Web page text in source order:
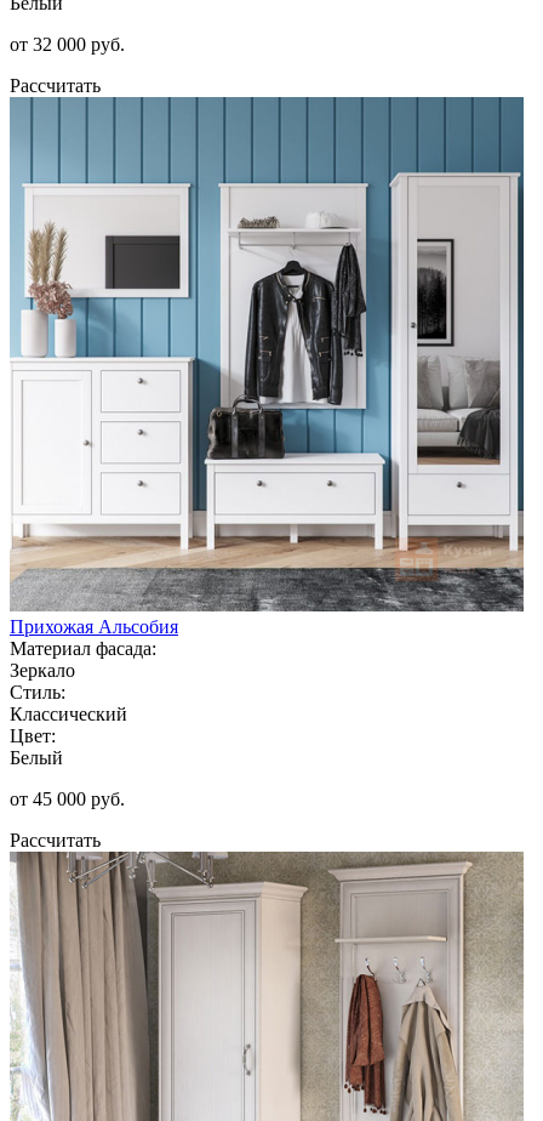
от 32 000 руб.
Рассчитать
Прихожая Альсобия
Материал фасада:
Зеркало
Стиль:
Классический
Цвет:
Белый
от 45 000 руб.
Рассчитать